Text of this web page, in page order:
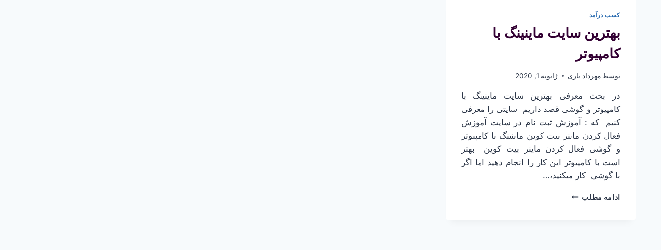
کسب درآمد
بهترین سایت ماینینگ با
کامپیوتر
توسط مهرداد یاری ژانویه 1, 2020
در بحث معرفی بهترین سایت ماینینگ با
کامپیوتر و گوشی قصد داریم سایتی را معرفی
کنیم که : آموزش ثبت نام در سایت آموزش
فعال کردن ماینر بیت کوین ماینینگ با کامپیوتر
و گوشی فعال کردن ماینر بیت کوین ​ بهتر
است با کامپیوتر این کار را انجام دهید اما اگر
با گوشی کار میکنید،…
ادامه مطلب بهترین